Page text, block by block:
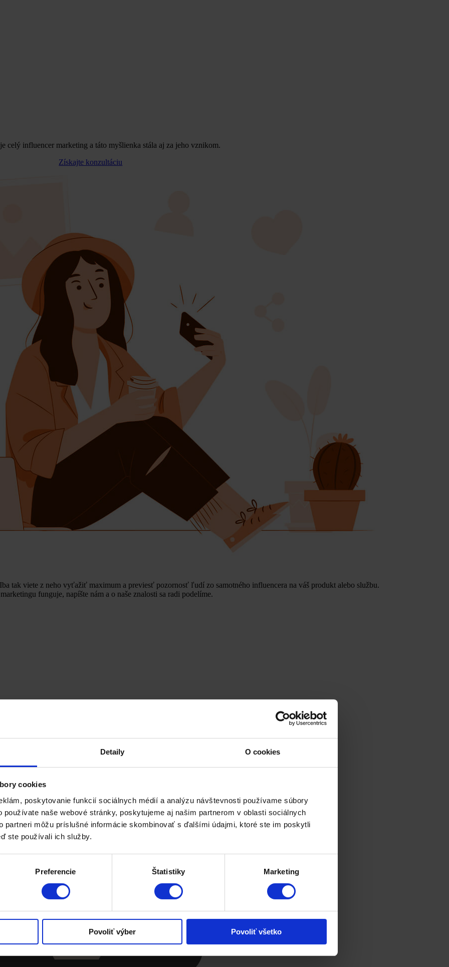
Detaily O cookies
cookies
poskytovanie funkcií sociálnych médií a analýzu návštevnosti používame súbory
používate naše webové stránky, poskytujeme aj našim partnerom v oblasti sociálnych
partneri môžu príslušné informácie skombinovať s ďalšími údajmi, ktoré ste im poskytli
ste používali ich služby.
Preferencie Štatistiky Marketing
Povoliť výber Povoliť všetko
influencer marketing a táto myšlienka stála aj za jeho vznikom.
Získajte konzultáciu
tak viete z neho vyťažiť maximum a previesť pozornosť ľudí zo samotného influencera na váš produkt alebo službu.
funguje, napíšte nám a o naše znalosti sa radi podelíme.